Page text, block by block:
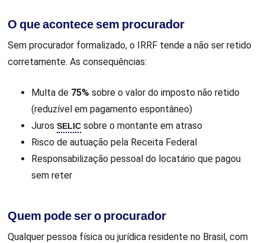
O que acontece sem procurador
Sem procurador formalizado, o IRRF tende a não ser retido
corretamente. As consequências:
Multa de 75% sobre o valor do imposto não retido
(reduzível em pagamento espontâneo)
JurosSELIC sobre o montante em atraso
Risco de autuação pela Receita Federal
Responsabilização pessoal do locatário que pagou
sem reter
Quem pode ser o procurador
Qualquer pessoa física ou jurídica residente no Brasil, com